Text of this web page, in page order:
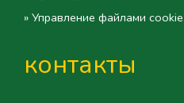
» Управление файлами cookie
контакты